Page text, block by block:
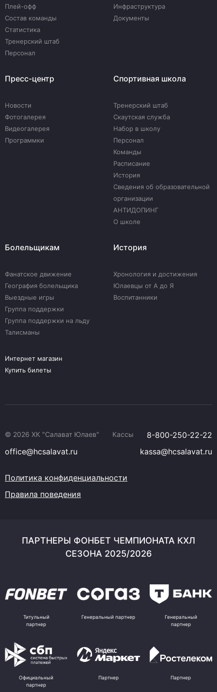
Плей-офф
Состав команды
Статистика
Тренерский штаб
Персонал
Инфраструктура
Документы
Пресс-центр
Новости
Фотогалерея
Видеогалерея
Программки
Спортивная школа
Тренерский штаб
Скаутская служба
Набор в школу
Персонал
Команды
Расписание
История
Сведения об образовательной
организации
АНТИДОПИНГ
О школе
Болельщикам
Фанатское движение
География болельщика
Выездные игры
Группа поддержки
Группа поддержки на льду
Талисманы
История
Хронология и достижения
Юлаевцы от А до Я
Воспитанники
Интернет магазин
Купить билеты
© 2026 ХК "Салават Юлаев" Кассы
8-800-250-22-22
office@hcsalavat.ru
kassa@hcsalavat.ru
Политика конфиденциальности
Правила поведения
ПАРТНЕРЫ ФОНБЕТ ЧЕМПИОНАТА КХЛ
СЕЗОНА 2025/2026
Титульный
партнер
Генеральный партнер
Генеральный
партнер
Официальный
партнер
Партнер Партнер